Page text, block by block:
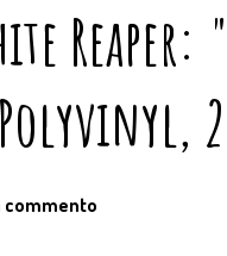
Reaper:
commento